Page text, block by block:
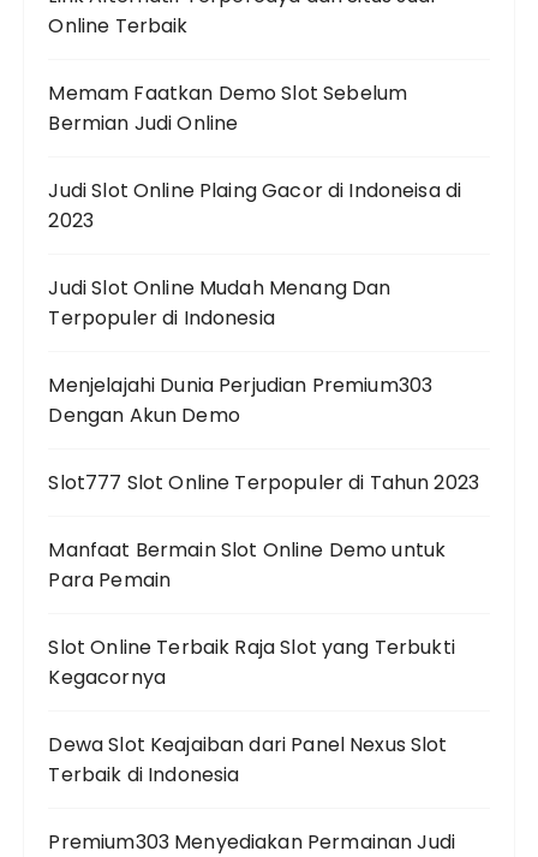
Online Terbaik
Memam Faatkan Demo Slot Sebelum
Bermian Judi Online
Judi Slot Online Plaing Gacor di Indoneisa di
2023
Judi Slot Online Mudah Menang Dan
Terpopuler di Indonesia
Menjelajahi Dunia Perjudian Premium303
Dengan Akun Demo
Slot777 Slot Online Terpopuler di Tahun 2023
Manfaat Bermain Slot Online Demo untuk
Para Pemain
Slot Online Terbaik Raja Slot yang Terbukti
Kegacornya
Dewa Slot Keajaiban dari Panel Nexus Slot
Terbaik di Indonesia
Premium303 Menyediakan Permainan Judi